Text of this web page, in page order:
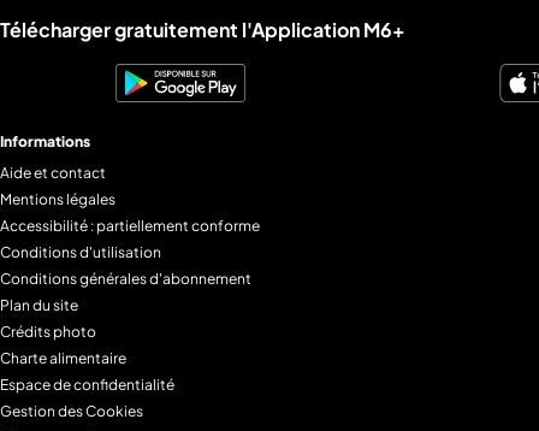
Liens utiles M6+.
Télécharger gratuitement l'Application M6+
Informations
Aide et contact
Mentions légales
Accessibilité : partiellement conforme
Conditions d'utilisation
Conditions générales d'abonnement
Plan du site
Crédits photo
Charte alimentaire
Espace de confidentialité
Gestion des Cookies